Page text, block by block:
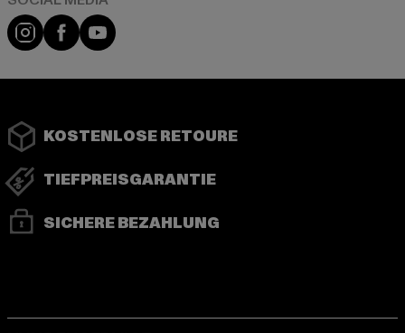
Instagram
FacebookYouTube
KOSTENLOSE RETOURE
TIEFPREISGARANTIE
SICHERE BEZAHLUNG